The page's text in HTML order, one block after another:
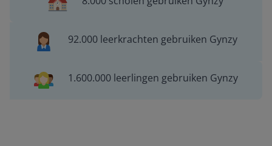
92.000 leerkrachten gebruiken Gynzy
1.600.000 leerlingen gebruiken Gynzy